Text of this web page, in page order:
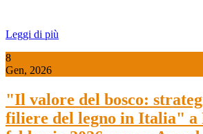
Leggi di più
8
Gen, 2026
"Il valore del bosco:
filiere del legno in Italia" a